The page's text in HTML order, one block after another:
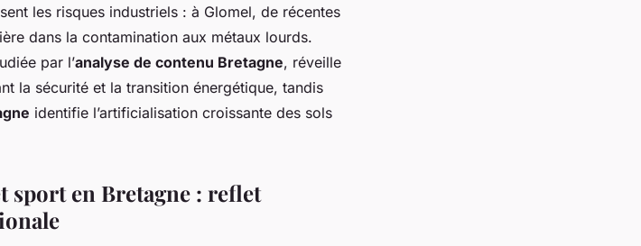
les risques industriels : à Glomel, de récentes
dans la contamination aux métaux lourds.
par l’analyse de contenu Bretagne, réveille
la sécurité et la transition énergétique, tandis
identifie l’artificialisation croissante des sols
sport en Bretagne : reflet